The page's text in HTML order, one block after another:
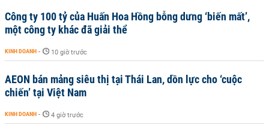
Công ty 100 tỷ của Huấn Hoa Hồng bỗng dưng ‘biến mất’,
một công ty khác đã giải thể
KINH DOANH - 10 giờ trước
AEON bán mảng siêu thị tại Thái Lan, dồn lực cho ‘cuộc
chiến’ tại Việt Nam
KINH DOANH - 4 giờ trước